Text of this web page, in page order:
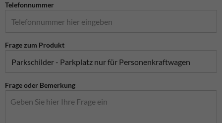
Telefonnummer
Frage zum Produkt
Frage oder Bemerkung